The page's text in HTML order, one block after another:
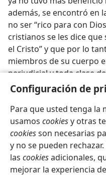
Configuración de
Para que usted tenga la
usamos cookiesy otras
cookiesson necesarias
y no se pueden
las cookiesadicionales,
mejorar la experiencia
además, se encontró en
no ser “rico para con
cristianos se les dice que
el Cristo” y que por lo
miembros de su cuerpo
perjudicial y toda clase
Español
Copyright© 2026 Watch Tower
Condiciones de
Configuración de